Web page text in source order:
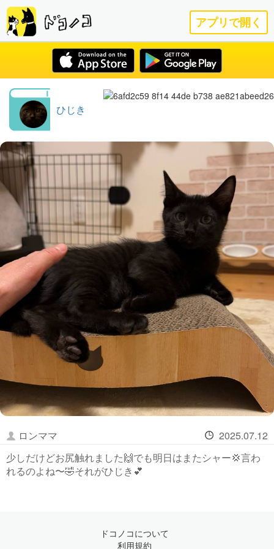
アプリで開く
ひじき
ロンママ
2025.07.12
少しだけどお尻触れました🙌でも明日はまたシャー💢言わ
れるのよね〜🤣それがひじき💕
ドコノコについて
利用規約